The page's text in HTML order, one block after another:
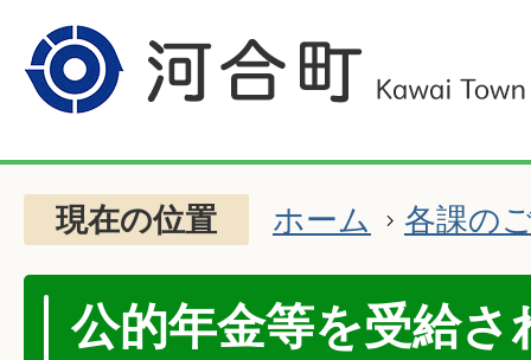
現在の位置 ホーム 各課の
公的年金等を受給